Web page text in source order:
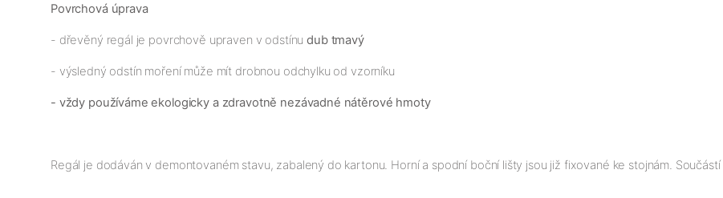
Povrchová úprava
- dřevěný regál je povrchově upraven v odstínudub tmavý
- výsledný odstín moření může mít drobnou odchylku od vzorníku
- vždy používáme ekologicky a zdravotně nezávadné nátěrové hmoty
Regál je dodáván v demontovaném stavu, zabalený do kartonu. Horní a spodní boční lišty jsou již fixované ke stojnám.